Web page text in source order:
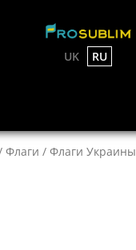
UK RU
Флаги / Флаги Украины